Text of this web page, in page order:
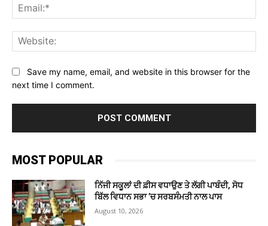
Save my name, email, and website in this browser for the
next time I comment.
MOST POPULAR
ਨਿੱਜੀ ਸਕੂਲਾਂ ਦੀ ਫ਼ੀਸ ਵਧਾਉਣ ਤੇ ਲੱਗੀ ਪਾਬੰਦੀ, ਸੋਧ
ਬਿੱਲ ਵਿਧਾਨ ਸਭਾ ’ਚ ਸਰਬਸੰਮਤੀ ਨਾਲ ਪਾਸ
August 10, 2026